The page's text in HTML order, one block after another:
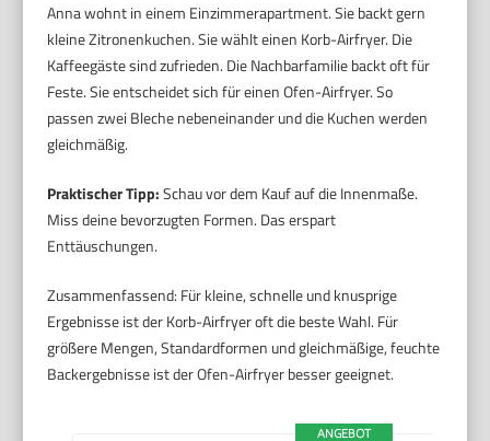
Anna wohnt in einem Einzimmerapartment. Sie backt gern
kleine Zitronenkuchen. Sie wählt einen Korb-Airfryer. Die
Kaffeegäste sind zufrieden. Die Nachbarfamilie backt oft für
Feste. Sie entscheidet sich für einen Ofen-Airfryer. So
passen zwei Bleche nebeneinander und die Kuchen werden
gleichmäßig.
Praktischer Tipp:Schau vor dem Kauf auf die Innenmaße.
Miss deine bevorzugten Formen. Das erspart
Enttäuschungen.
Zusammenfassend: Für kleine, schnelle und knusprige
Ergebnisse ist der Korb-Airfryer oft die beste Wahl. Für
größere Mengen, Standardformen und gleichmäßige, feuchte
Backergebnisse ist der Ofen-Airfryer besser geeignet.
ANGEBOT